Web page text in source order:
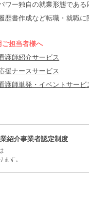
ワー独自の就業形態であ
書作成など転職・就職に
ご担当者様へ
護師紹介サービス
援ナースサービス
護師単発・イベントサービ
紹介事業者認定制度
す。